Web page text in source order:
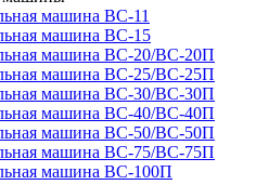
машина ВС-11
машина ВС-15
машина ВС-20/ВС-20П
машина ВС-25/ВС-25П
машина ВС-30/ВС-30П
машина ВС-40/ВС-40П
машина ВС-50/ВС-50П
машина ВС-75/ВС-75П
машина ВС-100П